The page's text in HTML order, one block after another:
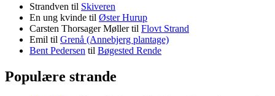
Strandven til Skiveren
En ung kvinde til Øster Hurup
Carsten Thorsager Møllertil Flovt Strand
Emil til Grenå (Annebjerg plantage)
Bent Pedersen til Bøgested Rende
Populære strande